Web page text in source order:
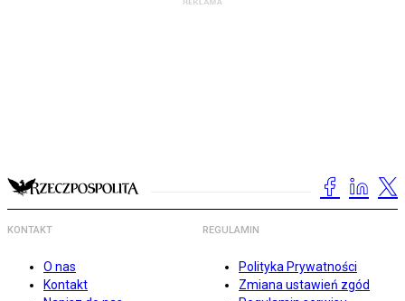
KONTAKT
O nas
Kontakt
REGULAMIN
Polityka Prywatności
Zmiana ustawień zgód